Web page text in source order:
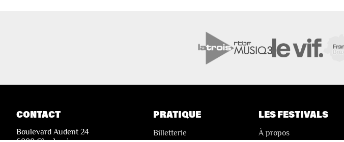
CONTACT
Boulevard Audent 24
PRATIQUE
Billetterie
LES FESTIVALS
À propos